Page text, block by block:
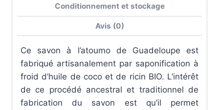
Conditionnement et stockage
Avis (0)
Ce savon à l’atoumo de Guadeloupe est
fabriqué artisanalement par saponification à
froid d’huile de coco et de ricin BIO. L’intérêt
de ce procédé ancestral et traditionnel de
fabrication du savon est qu’il permet